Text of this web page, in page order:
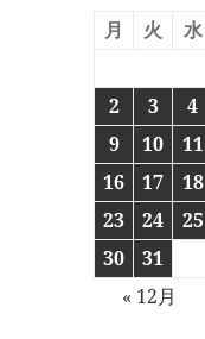
月 火 水
2
3 4
9
10 11
16
17 18
23
24 25
30
31
« 12月